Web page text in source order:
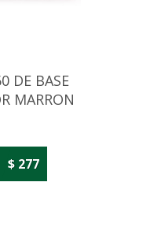
DE BASE
MARRON
$ 277